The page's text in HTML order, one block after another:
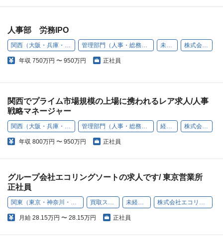
人事部 労務IPO
関西（大阪・兵庫・京都・奈良・和歌山・滋賀） 管理部門（人事・総務・経理・コンプライアンスなど） 未経験歓迎 株式会社エコリング
年収 750万円 〜 950万円 正社員
関西でプライム市場規模の上場に携われるレア求人/人事
戦略マネージャー
関西（大阪・兵庫・京都・奈良・和歌山・滋賀） 管理部門（人事・総務・経理・コンプライアンスなど） 経験者採用 株式会社エコリング
年収 800万円 〜 950万円 正社員
グループ会社エコリングソートの求人です/ 東京営業所
正社員
関東（東京・神奈川・千葉・埼玉） 買取スタッフ 未経験歓迎 株式会社エコリングソート
月給 28.15万円 〜 28.15万円 正社員